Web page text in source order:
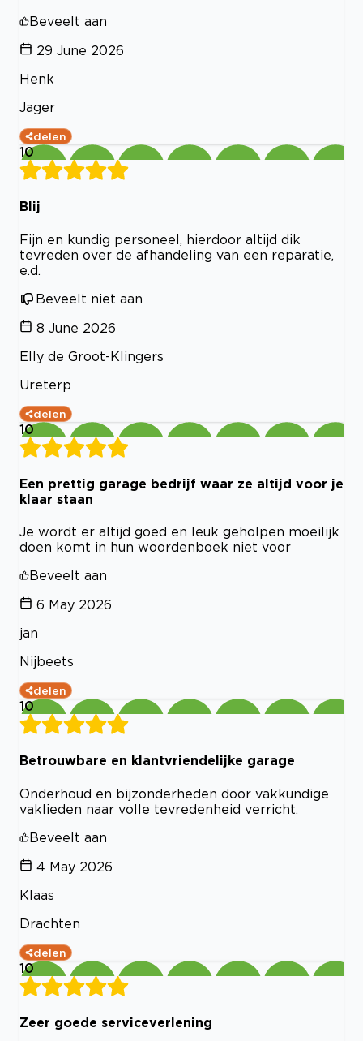
Beveelt aan
29 June 2026
Henk
Jager
delen
10
Blij
Fijn en kundig personeel, hierdoor altijd dik
tevreden over de afhandeling van een reparatie,
e.d.
Beveelt niet aan
8 June 2026
Elly de Groot-Klingers
Ureterp
delen
10
Een prettig garage bedrijf waar ze altijd voor je
klaar staan
Je wordt er altijd goed en leuk geholpen moeilijk
doen komt in hun woordenboek niet voor
Beveelt aan
6 May 2026
jan
Nijbeets
delen
10
Betrouwbare en klantvriendelijke garage
Onderhoud en bijzonderheden door vakkundige
vaklieden naar volle tevredenheid verricht.
Beveelt aan
4 May 2026
Klaas
Drachten
delen
10
Zeer goede serviceverlening